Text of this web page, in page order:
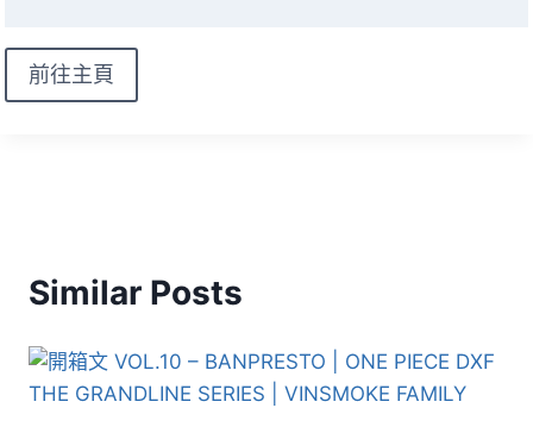
前往主頁
Similar Posts